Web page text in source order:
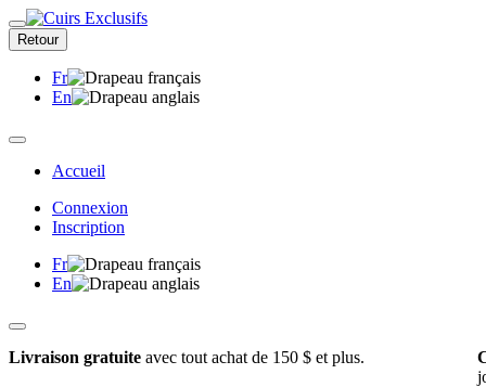
Retour
Fr
En
Accueil
Connexion
Inscription
Fr
En
Livraison gratuite avec tout achat de 150 $ et plus.